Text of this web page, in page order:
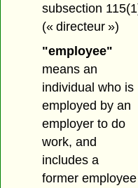
subsection
(« directeur »)
"employee"
means an
individual who is
employed by an
employer to do
work, and
includes a
former employee